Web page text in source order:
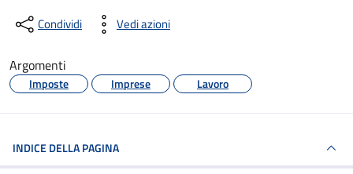
Condividi Vedi azioni
Argomenti
Imposte Imprese Lavoro
INDICE DELLA PAGINA